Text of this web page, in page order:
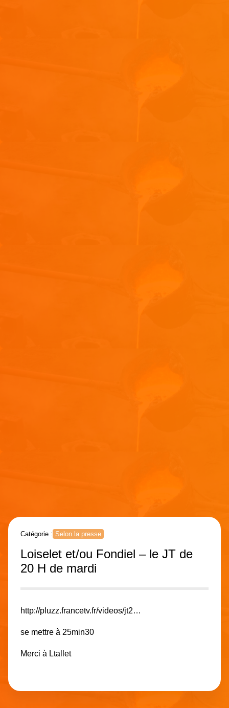
Catégorie : Selon la presse
Loiselet et/ou Fondiel – le JT de
20 H de mardi
http://pluzz.francetv.fr/videos/jt2…
se mettre à 25min30
Merci à Ltallet